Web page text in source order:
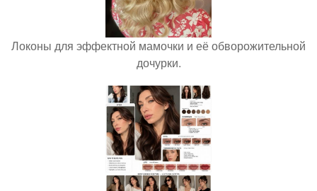
Локоны для эффектной мамочки и её обворожительной
дочурки.